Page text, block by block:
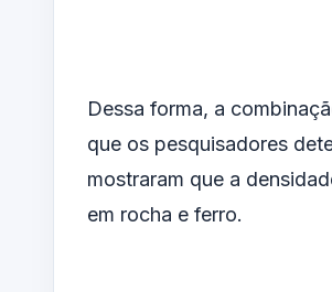
Dessa forma, a
que os pesquisadores
mostraram que a
em rocha e ferro.